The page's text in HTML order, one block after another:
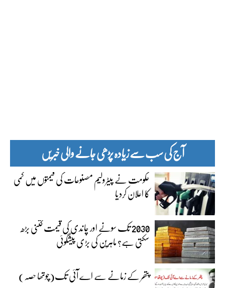
آج کی سب سے زیادہ پڑھی جانے والی خبریں
حکومت نے پیٹرولیم مصنوعات کی قیمتوں میں کمی
کا اعلان کردیا
2030 تک سونے اور چاندی کی قیمت کتنی بڑھ
سکتی ہے؟ ماہرین کی بڑی پیشگوئی
پتھر کے زمانے سے اے آئی تک(چوتھا حصہ)